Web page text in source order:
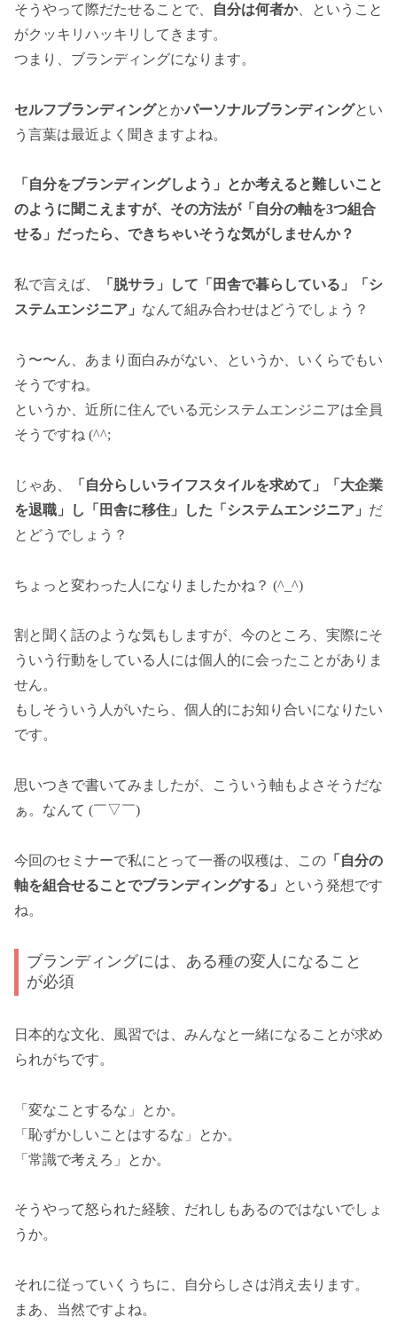
そうやって際だたせることで、 自分は何者か、ということ
がクッキリハッキリしてきます。
つまり、ブランディングになります。
セルフブランディングとかパーソナルブランディングとい
う言葉は最近よく聞きますよね。
「自分をブランディングしよう」とか考えると難しいこと
のように聞こえますが、その方法が「自分の軸を3つ組合
せる」だったら、できちゃいそうな気がしませんか？
私で言えば、
「脱サラ」して「田舎で暮らしている」「シ
ステムエンジニア」 なんて組み合わせはどうでしょう？
う〜〜ん、あまり面白みがない、というか、いくらでもい
そうですね。
というか、近所に住んでいる元システムエンジニアは全員
そうですね (^^;
じゃあ、
「自分らしいライフスタイルを求めて」「大企業
を退職」し「田舎に移住」した「システムエンジニア」 だ
とどうでしょう？
ちょっと変わった人になりましたかね？ (^_^)
割と聞く話のような気もしますが、今のところ、実際にそ
ういう行動をしている人には個人的に会ったことがありま
せん。
もしそういう人がいたら、個人的にお知り合いになりたい
です。
思いつきで書いてみましたが、こういう軸もよさそうだな
ぁ。なんて (￣▽￣)
今回のセミナーで私にとって一番の収穫は、この 「自分の
軸を組合せることでブランディングする」
という発想です
ね。
ブランディングには、ある種の変人になること
が必須
日本的な文化、風習では、みんなと一緒になることが求め
られがちです。
「変なことするな」とか。
「恥ずかしいことはするな」とか。
「常識で考えろ」とか。
そうやって怒られた経験、だれしもあるのではないでしょ
うか。
それに従っていくうちに、自分らしさは消え去ります。
まあ、当然ですよね。